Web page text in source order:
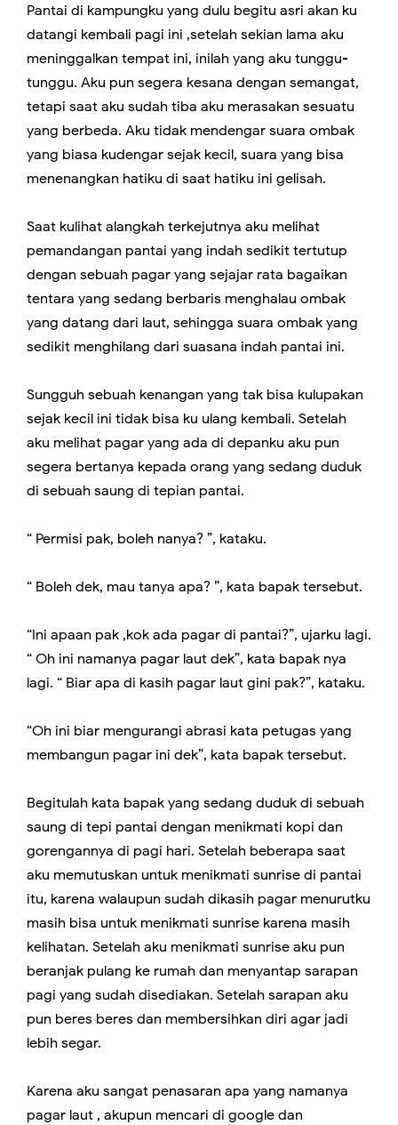
Pantai di kampungku yang dulu begitu asri akan ku
datangi kembali pagi ini ,setelah sekian lama aku
meninggalkan tempat ini, inilah yang aku tunggu-
tunggu. Aku pun segera kesana dengan semangat,
tetapi saat aku sudah tiba aku merasakan sesuatu
yang berbeda. Aku tidak mendengar suara ombak
yang biasa kudengar sejak kecil, suara yang bisa
menenangkan hatiku di saat hatiku ini gelisah.
Saat kulihat alangkah terkejutnya aku melihat
pemandangan pantai yang indah sedikit tertutup
dengan sebuah pagar yang sejajar rata bagaikan
tentara yang sedang berbaris menghalau ombak
yang datang dari laut, sehingga suara ombak yang
sedikit menghilang dari suasana indah pantai ini.
Sungguh sebuah kenangan yang tak bisa kulupakan
sejak kecil ini tidak bisa ku ulang kembali. Setelah
aku melihat pagar yang ada di depanku aku pun
segera bertanya kepada orang yang sedang duduk
di sebuah saung di tepian pantai.
“ Permisi pak, boleh nanya? ”, kataku.
“ Boleh dek, mau tanya apa? ”, kata bapak tersebut.
“Ini apaan pak ,kok ada pagar di pantai?”, ujarku lagi.
“ Oh ini namanya pagar laut dek”, kata bapak nya
lagi. “ Biar apa di kasih pagar laut gini pak?”, kataku.
“Oh ini biar mengurangi abrasi kata petugas yang
membangun pagar ini dek”, kata bapak tersebut.
Begitulah kata bapak yang sedang duduk di sebuah
saung di tepi pantai dengan menikmati kopi dan
gorengannya di pagi hari. Setelah beberapa saat
aku memutuskan untuk menikmati sunrise di pantai
itu, karena walaupun sudah dikasih pagar menurutku
masih bisa untuk menikmati sunrise karena masih
kelihatan. Setelah aku menikmati sunrise aku pun
beranjak pulang ke rumah dan menyantap sarapan
pagi yang sudah disediakan. Setelah sarapan aku
pun beres beres dan membersihkan diri agar jadi
lebih segar.
Karena aku sangat penasaran apa yang namanya
pagar laut , akupun mencari di google dan